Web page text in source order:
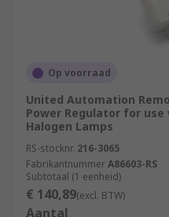
Op voorraad
United Automation
Power Regulator for
Halogen Lamps
RS-stocknr. 216-3065
FabrikantnummerA86603-RS
Subtotaal (1 eenheid)
€ 140,89(excl. BTW)
Aantal